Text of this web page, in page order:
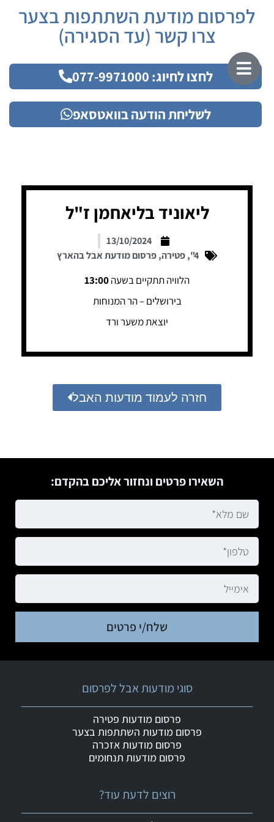
לפרסום מודעת השתתפות בצער
צרו קשר (עד הסגירה)
לחצו לחיוג: 077-9971000
לשליחת הודעה בוואטסאפ
ליאוניד בליאחמן ז"ל
13/10/2024
4"
,פטירה,פרסום מודעת אבל בהארץ
הלוויה תתקיים בשעה13:00
בירושלים – הר המנוחות
יוצאת משער ורד
חזרה לעמוד מודעות האבל
השאירו פרטים ונחזור אליכם בהקדם:
שלח/י פרטים
רוצים לדעת עוד?
סוגי מודעות אבל לפרסום
פרסום מודעות פטירה
פרסום מודעות השתתפות בצער
פרסום מודעות אזכרה
פרסום מודעות תנחומים